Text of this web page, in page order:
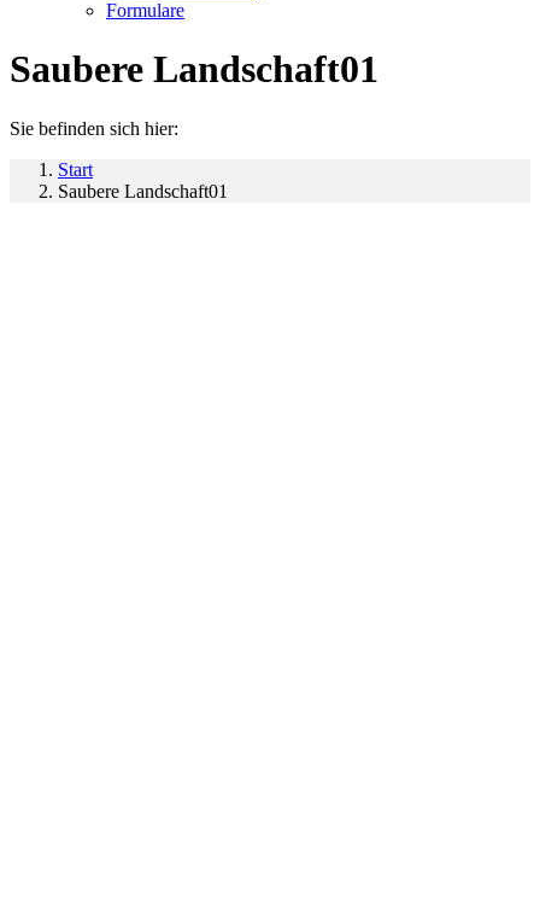
Formulare
Saubere Landschaft01
Sie befinden sich hier:
Start
Saubere Landschaft01